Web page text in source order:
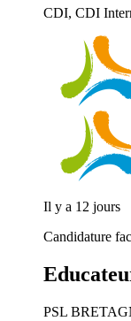
CDI, CDI
Il y a 12 jours
Candidature
PSL